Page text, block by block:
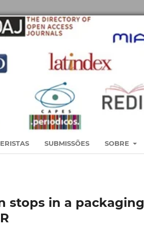
SUBMISSÕES SOBRE
stops in a packaging